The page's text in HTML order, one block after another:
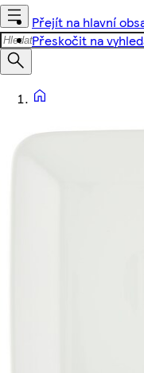
Přejít na hlavní
Přeskočit na